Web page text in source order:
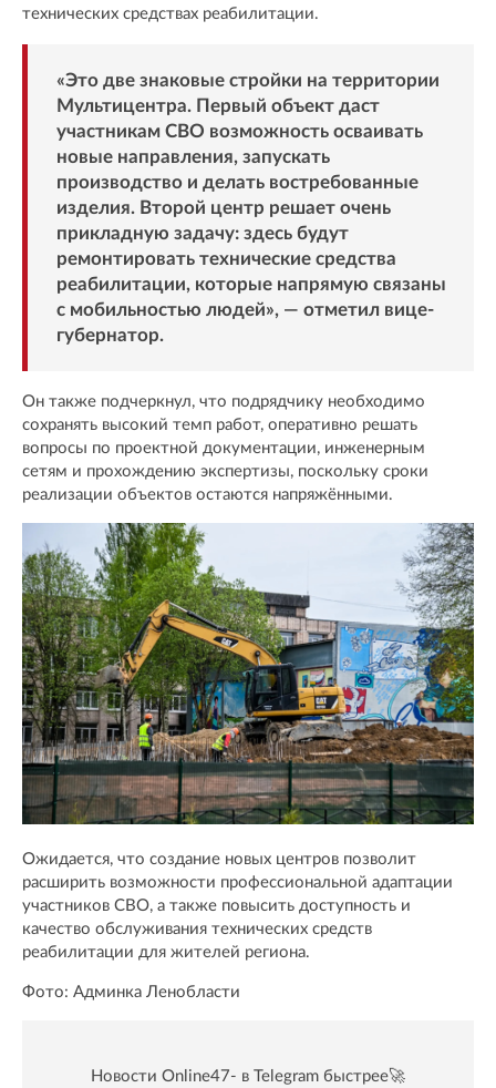
технических средствах реабилитации.
«Это две знаковые стройки на территории
Мультицентра. Первый объект даст
участникам СВО возможность осваивать
новые направления, запускать
производство и делать востребованные
изделия. Второй центр решает очень
прикладную задачу: здесь будут
ремонтировать технические средства
реабилитации, которые напрямую связаны
с мобильностью людей», — отметил вице-
губернатор.
Он также подчеркнул, что подрядчику необходимо
сохранять высокий темп работ, оперативно решать
вопросы по проектной документации, инженерным
сетям и прохождению экспертизы, поскольку сроки
реализации объектов остаются напряжёнными.
Ожидается, что создание новых центров позволит
расширить возможности профессиональной адаптации
участников СВО, а также повысить доступность и
качество обслуживания технических средств
реабилитации для жителей региона.
Фото: Админка Ленобласти
Новости Online47- в Telegram быстрее🚀